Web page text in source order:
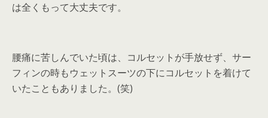
は全くもって大丈夫です。
腰痛に苦しんでいた頃は、コルセットが手放せず、サー
フィンの時もウェットスーツの下にコルセットを着けて
いたこともありました。(笑)